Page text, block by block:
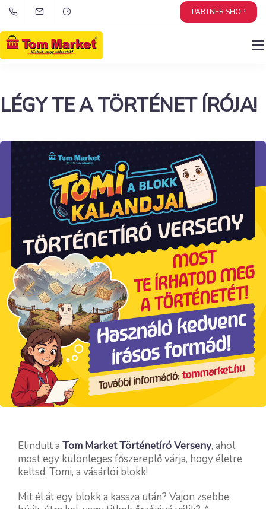
PARTNER SHOP
LÉGY TE A TÖRTÉNET ÍRÓJA!
Elindult a Tom Market Történetíró Verseny, ahol
most egy különleges főszereplő várja, hogy életre
keltsd: Tomi, a vásárlói blokk!
Mit él át egy blokk a kassza után? Vajon zsebbe